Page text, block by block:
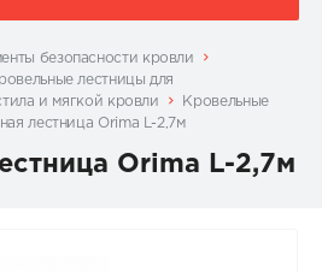
безопасности кровли
лестницы для
и мягкой кровли
Кровельные
лестница Orima L-2,7м
Orima L-2,7м